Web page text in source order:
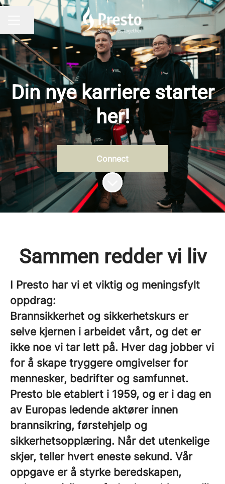
KARRIEREMENY
Del siden
Din nye karriere starter
her!
Connect
Bla til innholdet
Sammen redder vi liv
I Presto har vi et viktig og meningsfylt
oppdrag:
Brannsikkerhet og sikkerhetskurs er
selve kjernen i arbeidet vårt, og det er
ikke noe vi tar lett på. Hver dag jobber vi
for å skape tryggere omgivelser for
mennesker, bedrifter og samfunnet.
Presto ble etablert i 1959, og er i dag en
av Europas ledende aktører innen
brannsikring, førstehjelp og
sikkerhetsopplæring. Når det utenkelige
skjer, teller hvert eneste sekund. Vår
oppgave er å styrke beredskapen,